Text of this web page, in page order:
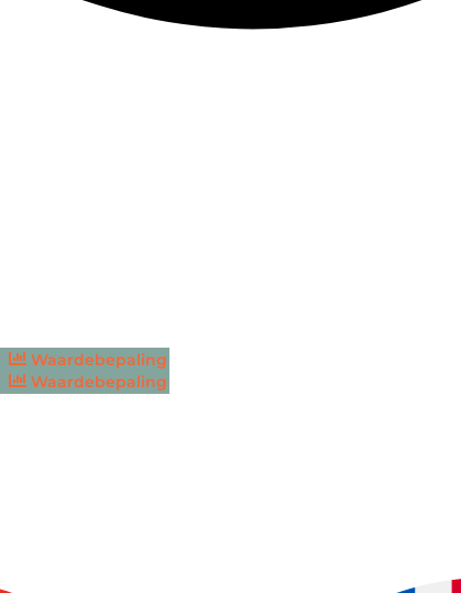
Waardebepaling
Waardebepaling